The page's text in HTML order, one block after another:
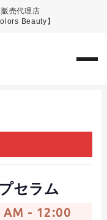
売代理店
Beauty】
セラム
- 12:00